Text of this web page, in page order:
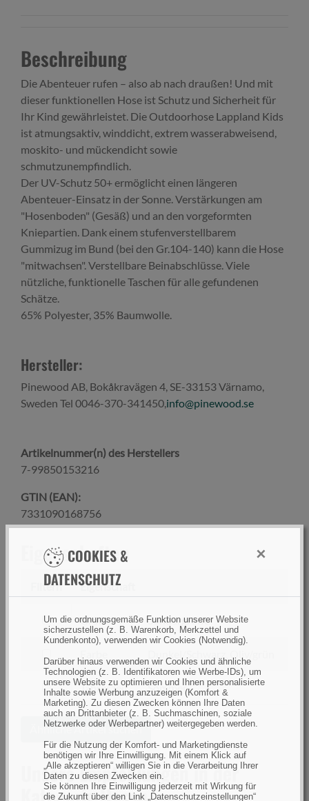
COOKIES &
DATENSCHUTZ
×
Um die ordnungsgemäße Funktion unserer Website
sicherzustellen (z. B. Warenkorb, Merkzettel und
Kundenkonto), verwenden wir Cookies (Notwendig).
Darüber hinaus verwenden wir Cookies und ähnliche
Technologien (z. B. Identifikatoren wie Werbe-IDs), um
unsere Website zu optimieren und Ihnen personalisierte
Inhalte sowie Werbung anzuzeigen (Komfort &
Marketing). Zu diesen Zwecken können Ihre Daten
auch an Drittanbieter (z. B. Suchmaschinen, soziale
Netzwerke oder Werbepartner) weitergegeben werden.
Für die Nutzung der Komfort- und Marketingdienste
benötigen wir Ihre Einwilligung. Mit einem Klick auf
„Alle akzeptieren“ willigen Sie in die Verarbeitung Ihrer
Daten zu diesen Zwecken ein.
Sie können Ihre Einwilligung jederzeit mit Wirkung für
die Zukunft über den Link „Datenschutzeinstellungen“
Beschreibung
Die Abenteuer rufen – also ab nach draußen! Und mit
dieser funktionellen Hose ist Schutz und Sicherheit für
Ihr Kind gewährleistet. Die Outdoorhose Lappland Kids
ist atmungsaktiv, winddicht, extrem wasserabweisend,
moskito- und mückendicht sowie
schmutzunempfindlich.
Der UV-Schutz 50+ ermöglicht einen längeren
Abenteuer-Einsatz in der Sonne. Verstärkungen am
"Hosenboden" (Gesäß) und an den vorgeformten
Kniepartien. Dank einem stufenverstellbarem
Gummizug im Bund (bei den Gr.104-140) kann die Hose
"mitwachsen". Verstellbare Beinabschlüsse. Viele
nützliche, funktionelle Taschen für alle gefundenen
Schätze.
65% Polyester, 35% Baumwolle.
Hersteller:
Pinewood AB, Bokåkravägen 4, SE-33153 Värnamo,
Sweden Tel 0046-370-341450, info@pinewood.se
Artikelnummer(n) des Herstellers
7-99850153216
GTIN (EAN):
7331090168756
Eigenschaften
Filtern Eigenschaft
filtern
nach
Größe Sondergröße
nach
Farbe
filtern
nach
Jahreszeit
Jahreszeit Sommer
Ähnliche Artikel suchen
Unsere Empfehlungen in der